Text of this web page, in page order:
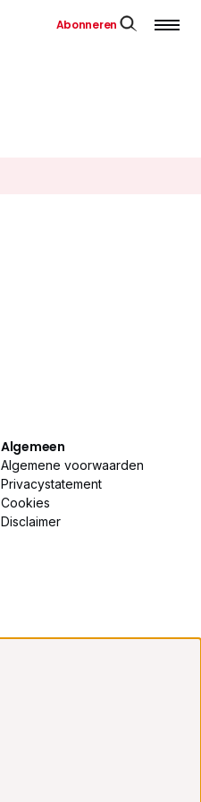
Abonneren
Algemeen
Algemene voorwaarden
Privacystatement
Cookies
Disclaimer